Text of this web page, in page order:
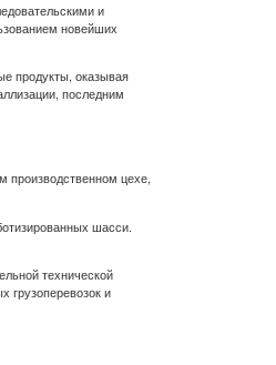
и
новейших
продукты, оказывая
последним
производственном цехе,
шасси.
технической
грузоперевозок и